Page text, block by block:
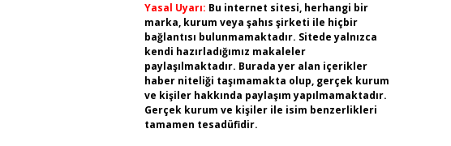
Yasal Uyarı: Bu internet sitesi, herhangi bir
marka, kurum veya şahıs şirketi ile hiçbir
bağlantısı bulunmamaktadır. Sitede yalnızca
kendi hazırladığımız makaleler
paylaşılmaktadır. Burada yer alan içerikler
haber niteliği taşımamakta olup, gerçek kurum
ve kişiler hakkında paylaşım yapılmamaktadır.
Gerçek kurum ve kişiler ile isim benzerlikleri
tamamen tesadüfidir.